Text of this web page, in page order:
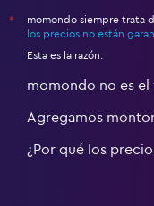
*
momondo siempre trata
los precios no están
Esta es la razón:
momondo no es el
Agregamos
¿Por qué los